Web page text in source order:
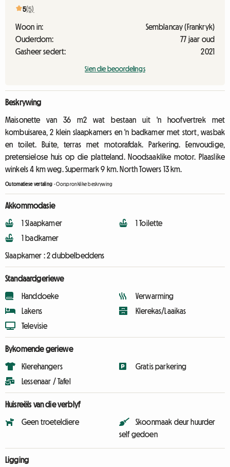
5(5)
Woon in:
Semblancay (Frankryk)
Ouderdom:
77 jaar oud
Gasheer sedert:
2021
Sien die beoordelings
Beskrywing
Maisonette van 36 m2 wat bestaan ​​uit 'n hoofvertrek met
kombuisarea, 2 klein slaapkamers en 'n badkamer met stort, wasbak
en toilet. Buite, terras met motorafdak. Parkering. Eenvoudige,
pretensielose huis op die platteland. Noodsaaklike motor. Plaaslike
winkels 4 km weg. Supermark 9 km. North Towers 13 km.
Outomatiese vertaling -Oorspronklike beskrywing
Akkommodasie
1 Slaapkamer
1 badkamer
1 Toilette
Slaapkamer :2 dubbelbeddens
Standaardgeriewe
Handdoeke
Lakens
Televisie
Verwarming
Klerekas/Laaikas
Bykomende geriewe
Klerehangers
Lessenaar / Tafel
Gratis parkering
Huisreëls van die verblyf
Geen troeteldiere
Skoonmaak deur huurder
self gedoen
Ligging